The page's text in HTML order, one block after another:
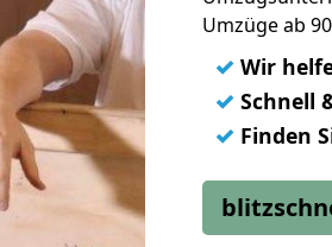
Umzüge ab
✓ Wir
✓ Schnell
✓ Finden